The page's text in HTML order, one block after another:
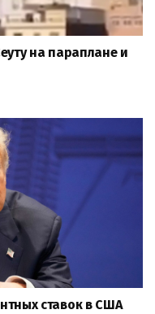
на параплане и
ставок в США